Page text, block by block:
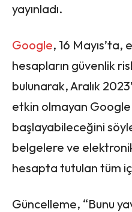
yayınladı.
Google, 16 Mayıs’ta,
hesapların güvenlik
bulunarak, Aralık
etkin olmayan Google
başlayabileceğini
belgelere ve
hesapta tutulan tüm
Güncelleme, “Bunu